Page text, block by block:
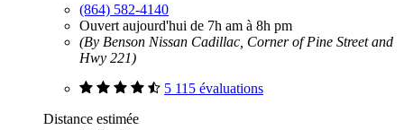
(864) 582-4140
Ouvert aujourd'hui de 7h am à 8h pm
(By Benson Nissan Cadillac, Corner of Pine Street and
Hwy 221)
5 115 évaluations
Distance estimée